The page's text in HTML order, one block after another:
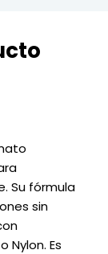
Su fórmula
sin
Nylon. Es